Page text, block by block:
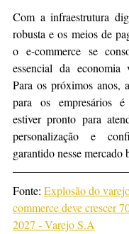
Com a infraestrutura
robusta e os meios de
o e-commerce se
essencial da economia
Para os próximos anos,
para os empresários é
estiver pronto para
personalização e
garantido nesse mercado
Fonte: Explosão do
commerce deve crescer
2027 - Varejo S.A